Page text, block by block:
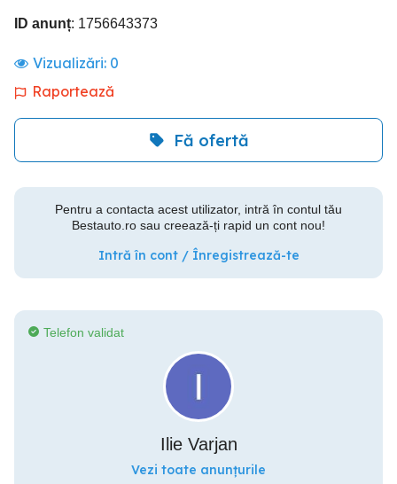
ID anunț: 1756643373
Vizualizări: 0
Raportează
Fă ofertă
Pentru a contacta acest utilizator, intră în contul tău
Bestauto.ro sau creează-ți rapid un cont nou!
Intră în cont / Înregistrează-te
Telefon validat
Ilie Varjan
Vezi toate anunțurile